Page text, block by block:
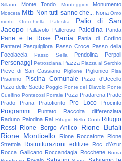
Sillano
Monte Tondo Monteggiori Monumento
Mosceta Mtb Non tutti sanno che... Nona Omo
morto
Orecchiella Palestra
Palio di San
Jacopo
Pallavolo Palleroso Palodina Panda
Pane e le Rose Pania
Pania di Corfino
Pantarei Pasquigliora Passo Croce Passo della
Focolaccia
Passo Sella Pendolina Perpoli
Personaggi Petrosciana Piazza Piazza al Serchio
Pieve di San Cassiano Piglione Piglionico Pisa
Pisanino Piscina Comunale
Pizzo d'Uccello
Pizzo delle Saette Poggio Ponte del Diavolo Ponte
Guelfino Pontecosi Porraie Pozzi Pradarena Prade
Prado
Prana Pratofiorito Pro Loco Procinto
Programmi Puntato
Raccolta differenziata
Raduno Palodina Rai Rifugio Nello Conti Rifugio
Rossi
Rione Borgo Antico
Rione Bufali
Rione Monticello
Rione Roccaforte
Rione
Strettoia
Ristrutturazioni edilizie
Roc d'Azur
Rocca Gallicano Roccandagia Rocchette Roma